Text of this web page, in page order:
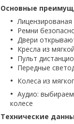
Основные
Ремни
Двери
Кресла из
Пульт
Передные
Колеса из
Аудио:
колесе
Технические